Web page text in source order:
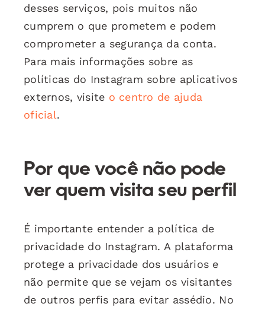
desses serviços, pois muitos não
cumprem o que prometem e podem
comprometer a segurança da conta.
Para mais informações sobre as
políticas do Instagram sobre aplicativos
externos, visite o centro de ajuda
oficial.
Por que você não pode
ver quem visita seu perfil
É importante entender a política de
privacidade do Instagram. A plataforma
protege a privacidade dos usuários e
não permite que se vejam os visitantes
de outros perfis para evitar assédio. No